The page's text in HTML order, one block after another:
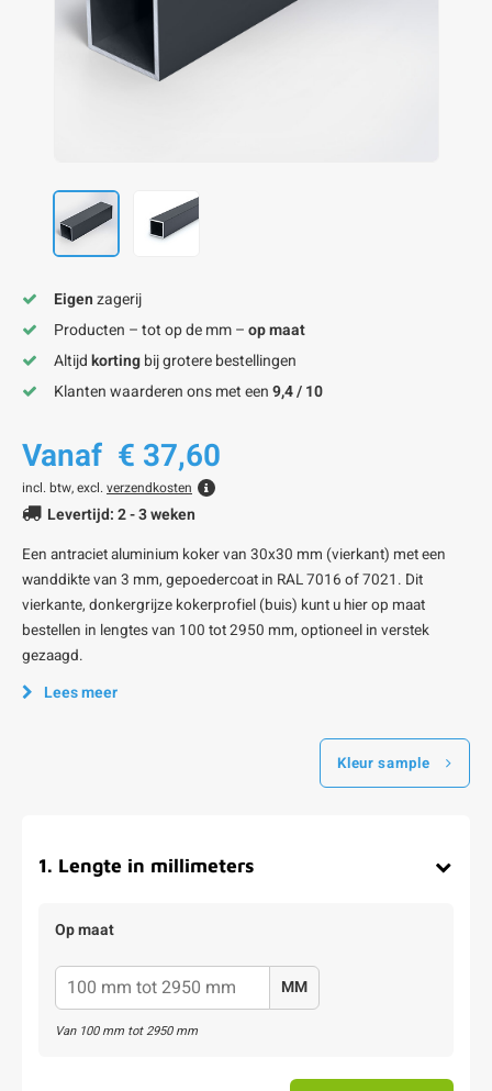
alu kokerprofielen
alu buisprofielen
alu hoeklijnen
alu L-lijnen
alu U-strips
alu platstaf profielen
Eigenzagerij
Producten – tot op de mm –op maat
Altijdkortingbij grotere bestellingen
Klanten waarderen ons met een9,4 / 10
Vanaf € 37,60
incl. btw, excl. verzendkosten
Levertijd: 2 - 3 weken
Een antraciet aluminium koker van 30x30 mm (vierkant) met een
wanddikte van 3 mm, gepoedercoat in RAL 7016 of 7021. Dit
vierkante, donkergrijze kokerprofiel (buis) kunt u hier op maat
bestellen in lengtes van 100 tot 2950 mm, optioneel in verstek
gezaagd.
Lees meer
Kleur sample
1. Lengte in millimeters
Op maat
MM
Van 100mm tot2950mm